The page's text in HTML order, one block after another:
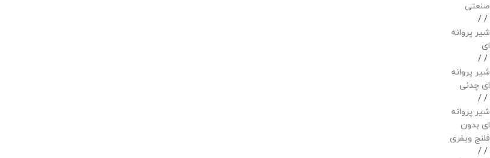
صنعتی
/
شیر پروانه
ای
/
شیر پروانه
ای چدنی
/
شیر پروانه
ای بدون
فلنج ویفری
/